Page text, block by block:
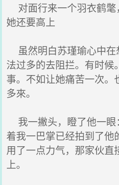
对面行来一个羽衣鹤氅
她还要高上
虽然明白苏瑾瑜心中在
法过多的去阻拦。有时候
事。不如让她痛苦一次
多來。
我一撇头，瞪了他一眼
着我一巴掌已经拍到了他
用了一点力气，那家伙直
上。